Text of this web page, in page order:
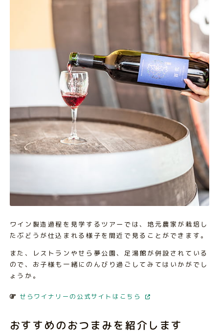
ワイン製造過程を見学するツアーでは、地元農家が栽培し
たぶどうが仕込まれる様子を間近で見ることができます。
また、レストランやせら夢公園、足湯館が併設されている
ので、お子様も一緒にのんびり過ごしてみてはいかがでし
ょうか。
せらワイナリーの公式サイトはこちら
おすすめのおつまみを紹介します